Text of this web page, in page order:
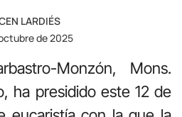
LARDIÉS
de 2025
Monzón, Mons.
ha presidido este 12 de